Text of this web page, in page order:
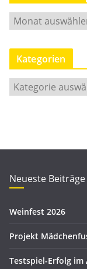
M
o
n
t
h
v
Kategorien
a
r
i
n
Neueste Beiträge
Weinfest 2026
Projekt
Testspiel-Erfolg im